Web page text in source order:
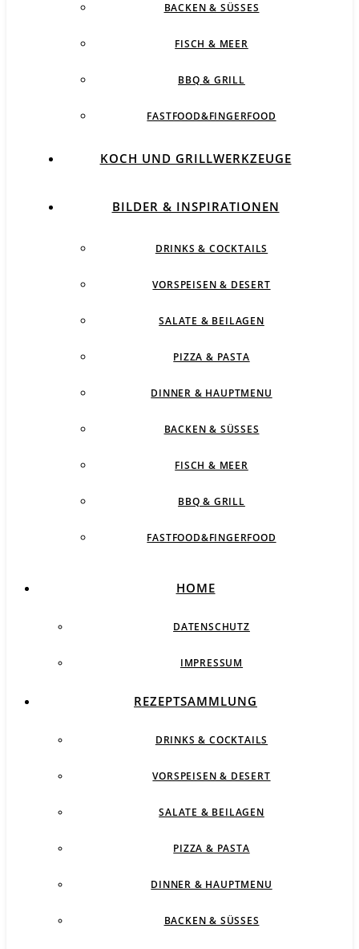
BACKEN & SÜSSES
FISCH & MEER
BBQ & GRILL
FASTFOOD&FINGERFOOD
KOCH UND GRILLWERKZEUGE
BILDER & INSPIRATIONEN
DRINKS & COCKTAILS
VORSPEISEN & DESERT
SALATE & BEILAGEN
PIZZA & PASTA
DINNER & HAUPTMENU
BACKEN & SÜSSES
FISCH & MEER
BBQ & GRILL
FASTFOOD&FINGERFOOD
HOME
DATENSCHUTZ
IMPRESSUM
REZEPTSAMMLUNG
DRINKS & COCKTAILS
VORSPEISEN & DESERT
SALATE & BEILAGEN
PIZZA & PASTA
DINNER & HAUPTMENU
BACKEN & SÜSSES